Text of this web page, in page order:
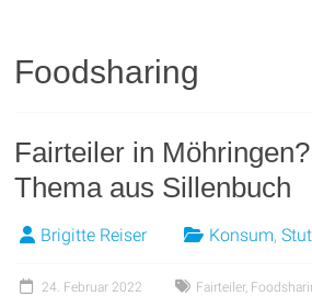
Foodsharing
Fairteiler in
Thema aus Sillenbuch
Brigitte Reiser Konsum,
24. Februar 2022 Fairteiler,